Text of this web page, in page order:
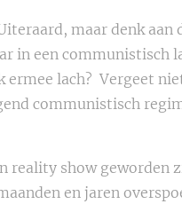
maar denk aan
in een communistisch
lach? Vergeet
communistisch
reality show geworden
en jaren